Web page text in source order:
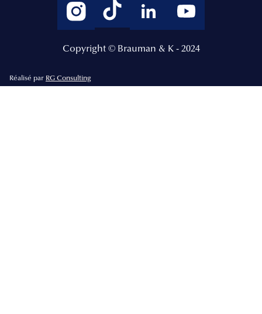
Copyright © Brauman & K - 2024
Réalisé par RG Consulting